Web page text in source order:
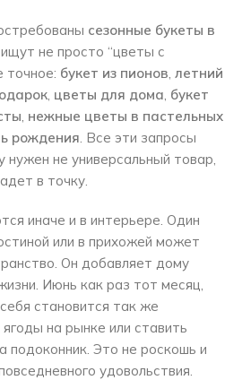
сезонные букеты в
не просто “цветы с
точное: букет из пионов, летний
, цветы для дома, букет
, нежные цветы в пастельных
рождения. Все эти запросы
нужен не универсальный товар,
в точку.
иначе и в интерьере. Один
или в прихожей может
Он добавляет дому
Июнь как раз тот месяц,
становится так же
на рынке или ставить
подоконник. Это не роскошь и
удовольствия.